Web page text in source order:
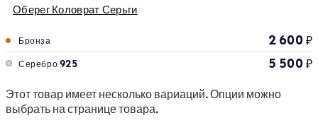
Оберег Коловрат Серьги
Бронза 2 600₽
Серебро 925 5 500₽
Этот товар имеет несколько вариаций. Опции можно
выбрать на странице товара.